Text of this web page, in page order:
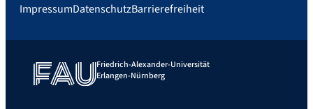
ImpressumDatenschutzBarrierefreiheit
Friedrich-Alexander-Universität
Erlangen-Nürnberg